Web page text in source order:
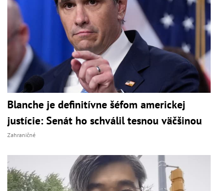
Blanche je definitívne šéfom americkej
justície: Senát ho schválil tesnou väčšinou
Zahraničné